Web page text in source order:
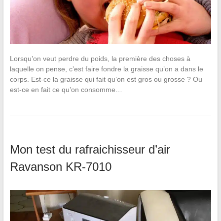
Lorsqu’on veut perdre du poids, la première des choses à
laquelle on pense, c’est faire fondre la graisse qu’on a dans le
corps. Est-ce la graisse qui fait qu’on est gros ou grosse ? Ou
est-ce en fait ce qu’on consomme…
Mon test du rafraichisseur d’air
Ravanson KR-7010